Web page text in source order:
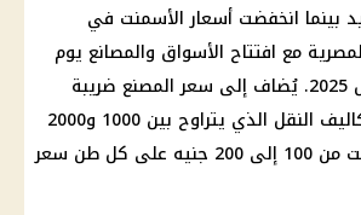
بينما انخفضت أسعار الأسمنت في
مع افتتاح الأسواق والمصانع يوم
الأربعاء 20 أغسطس 2025. يُضاف إلى سعر المصنع ضريبة
القيمة المضافة وتكاليف النقل الذي يتراوح بين 1000 و2000
جنيه ، لسعر الأسمنت من 100 إلى 200 جنيه على كل طن سعر